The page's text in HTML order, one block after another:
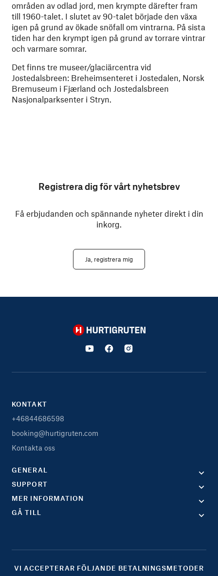
områden av odlad jord, men krympte därefter fram
till 1960-talet. I slutet av 90-talet började den växa
igen på grund av ökade snöfall om vintrarna. På sista
tiden har den krympt igen på grund av torrare vintrar
och varmare somrar.
Det finns tre museer/glaciärcentra vid
Jostedalsbreen: Breheimsenteret i Jostedalen, Norsk
Bremuseum i Fjærland och Jostedalsbreen
Nasjonalparksenter i Stryn.
Registrera dig för vårt nyhetsbrev
Få erbjudanden och spännande nyheter direkt i din
inkorg.
Ja, registrera mig
Hurtigruten
KONTAKT
+46844686598
booking@hurtigruten.com
Kontakta oss
GENERAL
SUPPORT
MER INFORMATION
GÅ TILL
VI ACCEPTERAR FÖLJANDE BETALNINGSMETODER